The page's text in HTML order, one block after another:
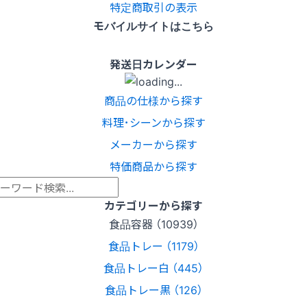
特定商取引の表示
モバイルサイトはこちら
発送日カレンダー
商品の仕様から探す
料理･シーンから探す
メーカーから探す
特価商品から探す
カテゴリーから探す
食品容器 （10939）
食品トレー （1179）
食品トレー白 （445）
食品トレー黒 （126）